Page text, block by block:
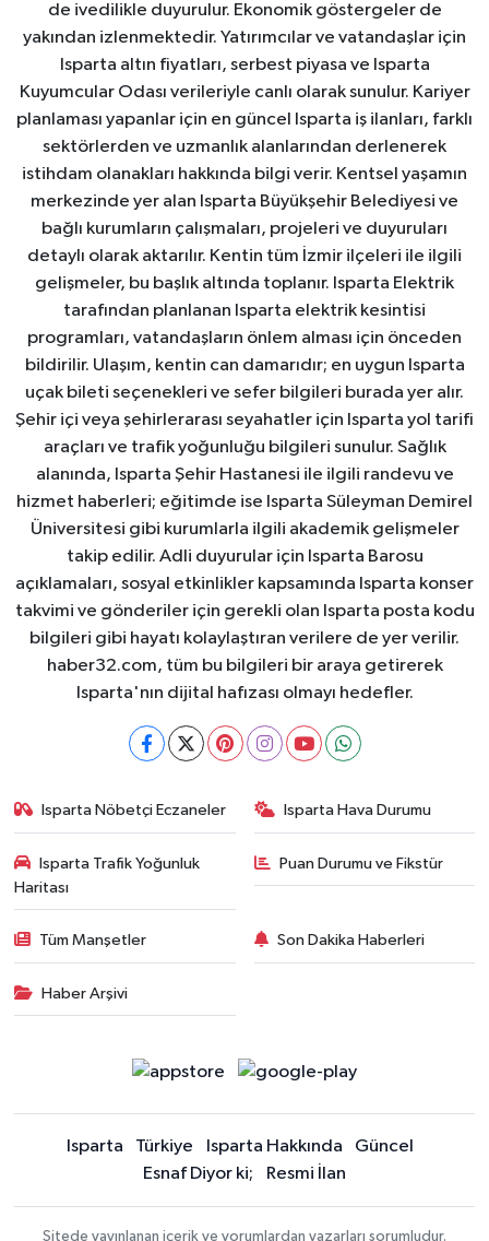
de ivedilikle duyurulur. Ekonomik göstergeler de
yakından izlenmektedir. Yatırımcılar ve vatandaşlar için
Isparta altın fiyatları, serbest piyasa ve Isparta
Kuyumcular Odası verileriyle canlı olarak sunulur. Kariyer
planlaması yapanlar için en güncel Isparta iş ilanları, farklı
sektörlerden ve uzmanlık alanlarından derlenerek
istihdam olanakları hakkında bilgi verir. Kentsel yaşamın
merkezinde yer alan Isparta Büyükşehir Belediyesi ve
bağlı kurumların çalışmaları, projeleri ve duyuruları
detaylı olarak aktarılır. Kentin tüm İzmir ilçeleri ile ilgili
gelişmeler, bu başlık altında toplanır. Isparta Elektrik
tarafından planlanan Isparta elektrik kesintisi
programları, vatandaşların önlem alması için önceden
bildirilir. Ulaşım, kentin can damarıdır; en uygun Isparta
uçak bileti seçenekleri ve sefer bilgileri burada yer alır.
Şehir içi veya şehirlerarası seyahatler için Isparta yol tarifi
araçları ve trafik yoğunluğu bilgileri sunulur. Sağlık
alanında, Isparta Şehir Hastanesi ile ilgili randevu ve
hizmet haberleri; eğitimde ise Isparta Süleyman Demirel
Üniversitesi gibi kurumlarla ilgili akademik gelişmeler
takip edilir. Adli duyurular için Isparta Barosu
açıklamaları, sosyal etkinlikler kapsamında Isparta konser
takvimi ve gönderiler için gerekli olan Isparta posta kodu
bilgileri gibi hayatı kolaylaştıran verilere de yer verilir.
haber32.com, tüm bu bilgileri bir araya getirerek
Isparta'nın dijital hafızası olmayı hedefler.
Isparta Nöbetçi Eczaneler Isparta Hava Durumu
Isparta Trafik Yoğunluk
Haritası
Puan Durumu ve Fikstür
Tüm Manşetler Son Dakika Haberleri
Haber Arşivi
Isparta Türkiye Isparta Hakkında
Güncel
Esnaf Diyor ki;
Resmi İlan
Sitede yayınlanan içerik ve yorumlardan yazarları sorumludur.